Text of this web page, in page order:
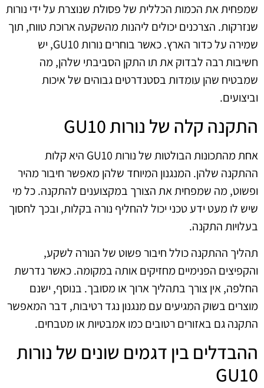
שמפחית את הכמות הכללית של פסולת שנוצרת על ידי נורות
שנזרקות. הצרכנים יכולים ליהנות מהשקעה ארוכת טווח, תוך
שמירה על כדור הארץ. כאשר בוחרים נורות GU10, יש
חשיבות רבה לבדוק את תו התקן הסביבתי שלהן, מה
שמבטיח שהן עומדות בסטנדרטים גבוהים של איכות
וביצועים.
התקנה קלה של נורות GU10
אחת מהתכונות הבולטות של נורות GU10 היא קלות
ההתקנה שלהן. המנגנון המיוחד שלהן מאפשר חיבור מהיר
ופשוט, מה שמפחית את הצורך במקצוענים להתקנה. כל מי
שיש לו מעט ידע טכני יכול להחליף נורה בקלות, ובכך לחסוך
בעלויות התקנה.
תהליך ההתקנה כולל חיבור פשוט של הנורה לשקע,
והקפיצים הפנימיים מחזיקים אותה במקומה. כאשר נדרשת
החלפה, אין צורך בתהליך ארוך או מסובך. בנוסף, ישנם
מוצרים בשוק המגיעים עם מנגנון נגד רטיבות, דבר המאפשר
התקנה גם באזורים רטובים כמו אמבטיות או מטבחים.
ההבדלים בין דגמים שונים של נורות
GU10